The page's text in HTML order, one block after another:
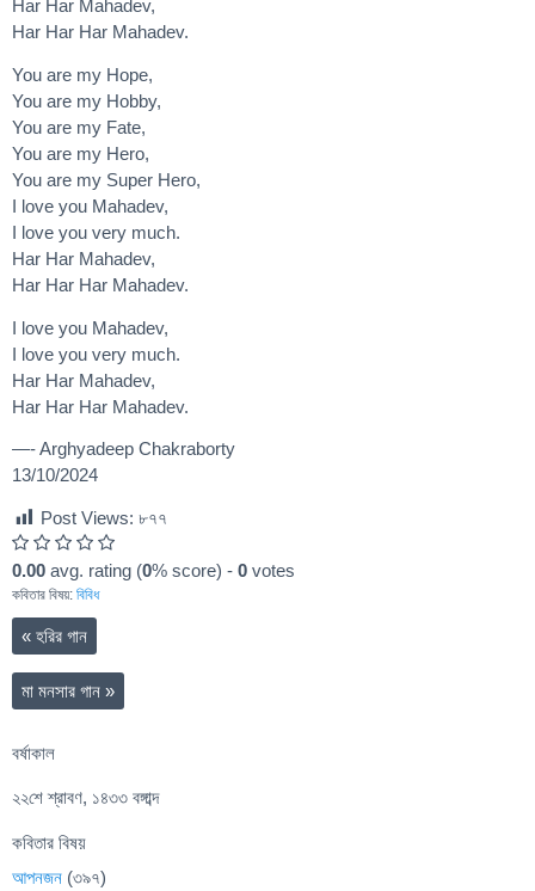
Har Har Mahadev,
Har Har Har Mahadev.
You are my Hope,
You are my Hobby,
You are my Fate,
You are my Hero,
You are my Super Hero,
I love you Mahadev,
I love you very much.
Har Har Mahadev,
Har Har Har Mahadev.
I love you Mahadev,
I love you very much.
Har Har Mahadev,
Har Har Har Mahadev.
—- Arghyadeep Chakraborty
13/10/2024
Post Views: ৮৭৭
0.00 avg. rating (0% score) - 0 votes
কবিতার বিষয়: বিবিধ
« হরির গান
মা মনসার গান »
বর্ষাকাল
২২শে শ্রাবণ, ১৪৩৩ বঙ্গাব্দ
কবিতার বিষয়
আপনজন (৩৯৭)